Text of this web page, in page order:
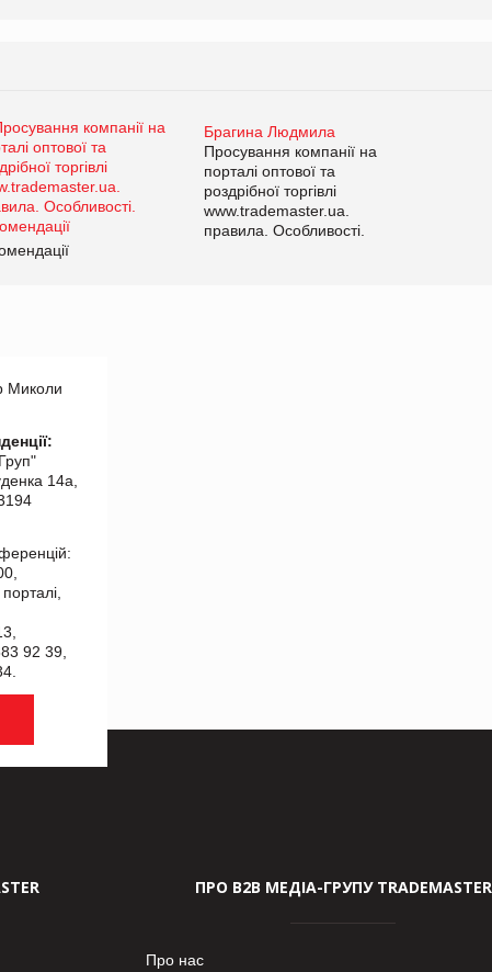
Брагина Людмила
Просування компанії на
порталі оптової та
роздрібної торгівлі
www.trademaster.ua.
правила. Особливості.
Миколи
14а,
92 39,
ПРО В2В МЕДІА-ГРУПУ TRADEMASTER
Про нас